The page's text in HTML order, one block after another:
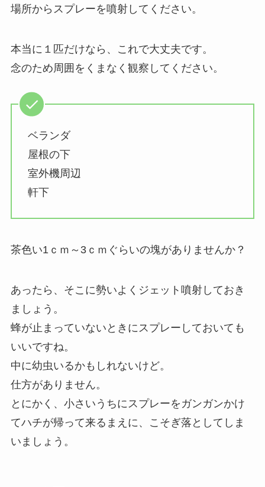
場所からスプレーを噴射してください。
本当に１匹だけなら、これで大丈夫です。
念のため周囲をくまなく観察してください。
ベランダ
屋根の下
室外機周辺
軒下
茶色い1ｃｍ～3ｃｍぐらいの塊がありませんか？
あったら、そこに勢いよくジェット噴射しておき
ましょう。
蜂が止まっていないときにスプレーしておいても
いいですね。
中に幼虫いるかもしれないけど。
仕方がありません。
とにかく、小さいうちにスプレーをガンガンかけ
てハチが帰って来るまえに、こそぎ落としてしま
いましょう。